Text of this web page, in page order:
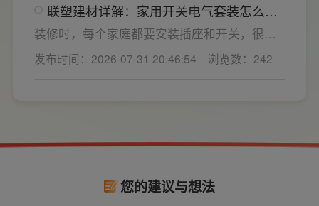
关键。如果装修时开关、插座的数量设置不
够，或者开关、插座的位置设置不合理，会给
隐患。 所以装修前一定要精心规划开关、插座
联塑建材详解：家用开关电气套装怎么
选，开关插座怎么安装更安全
装修时，每个家庭都要安装插座和开关，很多
业主在挑选家用开关电气套装之后，并不清楚
插座、开关合理的离地高度以及规范的安装方
发布时间：2026-07-31 20:46:54 浏览数：242
您的建议与想法